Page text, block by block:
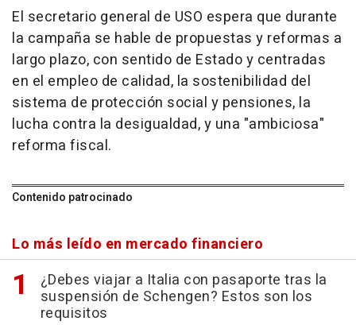
El secretario general de USO espera que durante
la campaña se hable de propuestas y reformas a
largo plazo, con sentido de Estado y centradas
en el empleo de calidad, la sostenibilidad del
sistema de protección social y pensiones, la
lucha contra la desigualdad, y una "ambiciosa"
reforma fiscal.
Contenido patrocinado
Lo más leído en mercado financiero
¿Debes viajar a Italia con pasaporte tras la
suspensión de Schengen? Estos son los
requisitos